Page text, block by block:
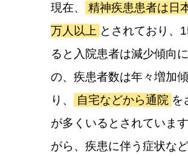
現在、
精神疾患患者は日
万人以上 とされており、
ると入院患者は減少傾向
の、疾患者数は年々増加
り、
自宅などから通院 を
が多くいるとされていま
がら、疾患に伴う症状な